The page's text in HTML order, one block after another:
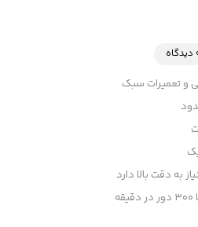
و تعمیرات سبک
به دقت بالا دارد